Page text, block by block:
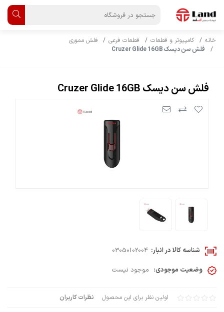
خانه کامپیوتر و قطعات قطعات فرعی
فلش مموری
فلش سن دیسک Cruzer Glide 16GB
فلش سن دیسک Cruzer Glide 16GB
اولین نظر برای این محصول نظرات کاربران
شناسه کالا در انبار: 03050102004
وضعیت موجودی: موجود نیست